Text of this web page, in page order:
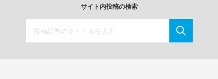
サイト内投稿の検索